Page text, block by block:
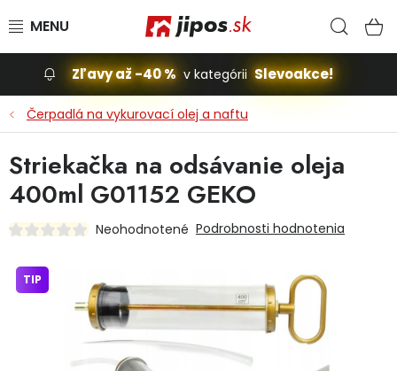
Slevoakce
Stavba, dom
Dielňa
Príslušenstvo pre automobily
Vybavenie a hračky pre deti
Zľavy až -40 % v kategórii Slevoakce!
Čerpadlá na vykurovací olej a naftu
Striekačka na odsávanie oleja
400ml G01152 GEKO
Neohodnotené Podrobnosti hodnotenia
TIP